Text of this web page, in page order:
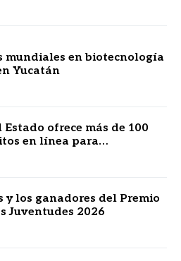
mundiales en biotecnología
Yucatán
ofrece más de 100
en línea para
y los ganadores del Premio
Juventudes 2026